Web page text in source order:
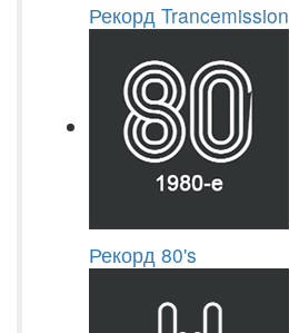
Рекорд Trancemission
Рекорд 80's